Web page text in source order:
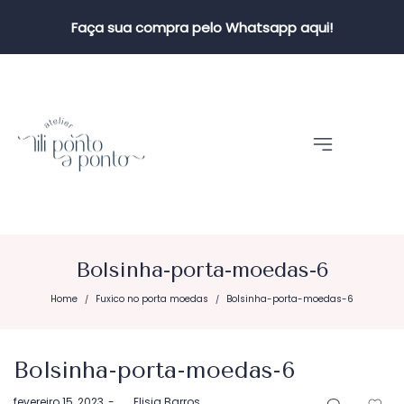
Faça sua compra pelo Whatsapp aqui!
Bolsinha-porta-moedas-6
Home / Fuxico no porta moedas / Bolsinha-porta-moedas-6
Bolsinha-porta-moedas-6
Postado